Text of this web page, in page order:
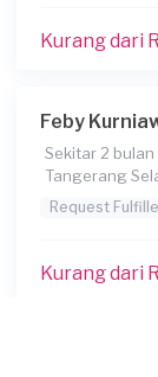
Kurang dari
Feby
Sekitar 2
Tangerang
Request
Kurang dari